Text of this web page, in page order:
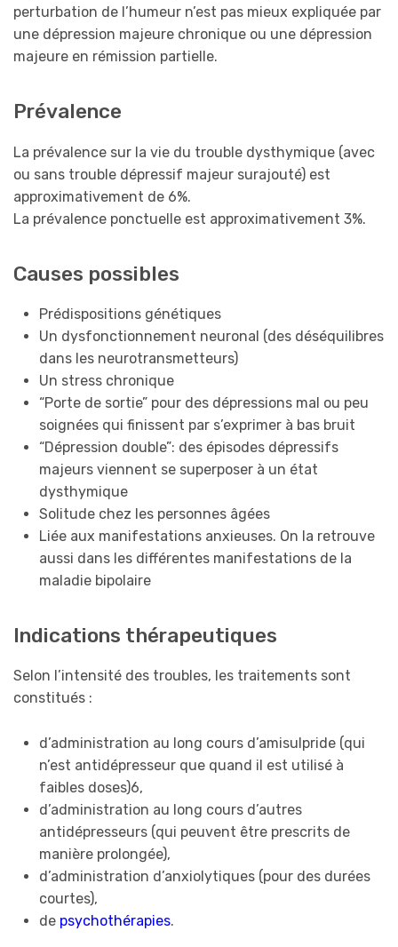
perturbation de l’humeur n’est pas mieux expliquée par
une dépression majeure chronique ou une dépression
majeure en rémission partielle.
Prévalence
La prévalence sur la vie du trouble dysthymique (avec
ou sans trouble dépressif majeur surajouté) est
approximativement de 6%.
La prévalence ponctuelle est approximativement 3%.
Causes possibles
Prédispositions génétiques
Un dysfonctionnement neuronal (des déséquilibres
dans les neurotransmetteurs)
Un stress chronique
“Porte de sortie” pour des dépressions mal ou peu
soignées qui finissent par s’exprimer à bas bruit
“Dépression double”: des épisodes dépressifs
majeurs viennent se superposer à un état
dysthymique
Solitude chez les personnes âgées
Liée aux manifestations anxieuses. On la retrouve
aussi dans les différentes manifestations de la
maladie bipolaire
Indications thérapeutiques
Selon l’intensité des troubles, les traitements sont
constitués :
d’administration au long cours d’amisulpride (qui
n’est antidépresseur que quand il est utilisé à
faibles doses)6,
d’administration au long cours d’autres
antidépresseurs (qui peuvent être prescrits de
manière prolongée),
d’administration d’anxiolytiques (pour des durées
courtes),
de psychothérapies.